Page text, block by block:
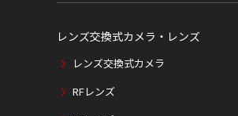
レンズ交換式カメラ・レンズ
レンズ交換式カメラ
RFレンズ